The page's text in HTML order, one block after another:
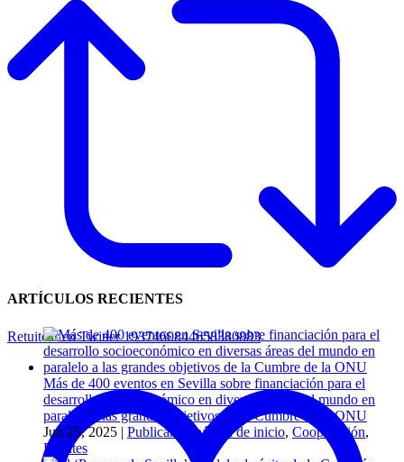
Retuitear en Twitter 1937460844658380883
ARTÍCULOS RECIENTES
Más de 400 eventos en Sevilla sobre financiación para el
desarrollo socioeconómico en diversas áreas del mundo en
paralelo a las grandes objetivos de la Cumbre de la ONU
Jun 25, 2025 | Publicar en página de inicio, Cooperación,
Puentes